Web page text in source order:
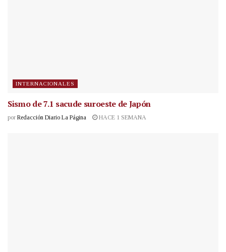
INTERNACIONALES
Sismo de 7.1 sacude suroeste de Japón
por Redacción Diario La Página HACE 1 SEMANA